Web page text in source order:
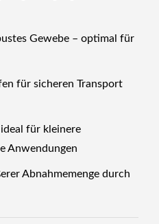
Gewebe – optimal für
für sicheren Transport
für kleinere
Anwendungen
Abnahmemenge durch